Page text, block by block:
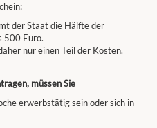
der Staat die Hälfte der
500 Euro.
nur einen Teil der Kosten.
müssen Sie
erwerbstätig sein oder sich in